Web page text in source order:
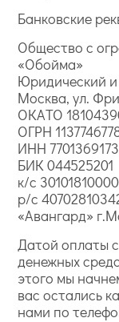
Банковские
Общество с
«Обойма»
Юридический и
Москва, ул.
ОКАТО
ОГРН
ИНН
БИК 044525201
к/с
р/с
«Авангард»
Датой оплаты
денежных
этого мы
вас остались
нами по